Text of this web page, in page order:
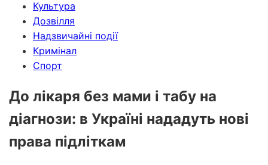
Культура
Дозвілля
Надзвичайні події
Кримінал
Спорт
До лікаря без мами і табу на
діагнози: в Україні нададуть нові
права підліткам